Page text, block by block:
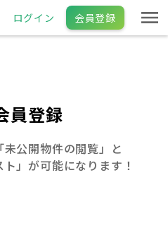
ログイン 会員登録
員登録
公開物件の閲覧」と
ト」が可能になります！